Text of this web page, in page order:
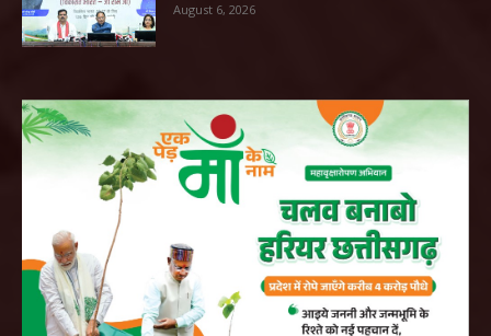
August 6, 2026